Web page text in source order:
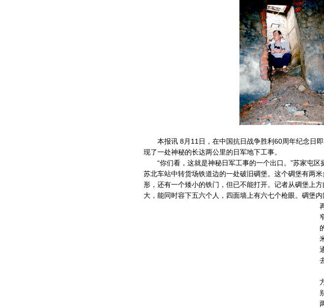
本报讯 8月11日，在中国抗日战争胜利60周年纪念日即
现了一处神秘的长达两公里的日军地下工事。
“你们看，这就是神秘日军工事的一个出口。”苏家屯区
苏北车站中转货场铁道边的一处破旧碉堡。这个碉堡有两
形，还有一个矮小的铁门，但已不能打开。记者从碉堡上
大，能同时容下五六个人，四面墙上有六七个枪眼。 碉堡